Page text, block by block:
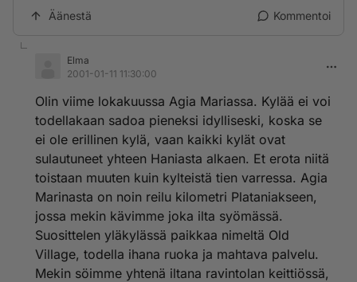
Äänestä Kommentoi
Elma
2001-01-11 11:30:00
Olin viime lokakuussa Agia Mariassa. Kylää ei voi
todellakaan sadoa pieneksi idylliseski, koska se
ei ole erillinen kylä, vaan kaikki kylät ovat
sulautuneet yhteen Haniasta alkaen. Et erota niitä
toistaan muuten kuin kylteistä tien varressa. Agia
Marinasta on noin reilu kilometri Plataniakseen,
jossa mekin kävimme joka ilta syömässä.
Suosittelen yläkylässä paikkaa nimeltä Old
Village, todella ihana ruoka ja mahtava palvelu.
Mekin söimme yhtenä iltana ravintolan keittiössä,